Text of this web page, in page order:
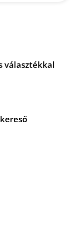
választékkal